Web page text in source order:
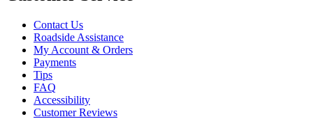
Contact Us
Roadside Assistance
My Account & Orders
Payments
Tips
FAQ
Accessibility
Customer Reviews